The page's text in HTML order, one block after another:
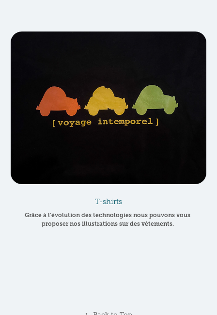
T-shirts
Grâce à l'évolution des technologies nous pouvons vous
proposer nos illustrations sur des vêtements.